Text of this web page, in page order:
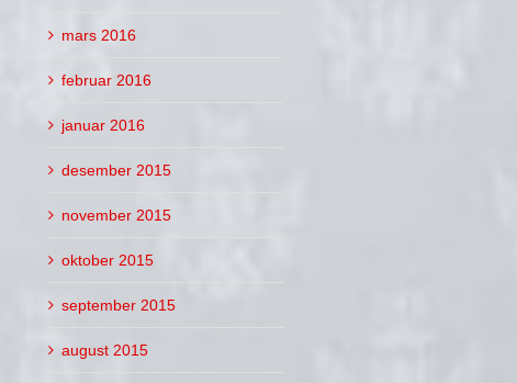
mars 2016
februar 2016
januar 2016
desember 2015
november 2015
oktober 2015
september 2015
august 2015